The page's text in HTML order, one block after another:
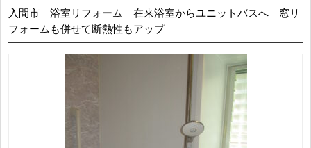
入間市 浴室リフォーム 在来浴室からユニットバスへ 窓リ
フォームも併せて断熱性もアップ